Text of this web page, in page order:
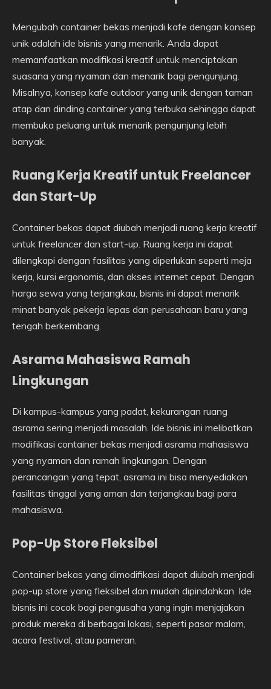
Mengubah container bekas menjadi kafe dengan konsep
unik adalah ide bisnis yang menarik. Anda dapat
memanfaatkan modifikasi kreatif untuk menciptakan
suasana yang nyaman dan menarik bagi pengunjung.
Misalnya, konsep kafe outdoor yang unik dengan taman
atap dan dinding container yang terbuka sehingga dapat
membuka peluang untuk menarik pengunjung lebih
banyak.
Ruang Kerja Kreatif untuk Freelancer
dan Start-Up
Container bekas dapat diubah menjadi ruang kerja kreatif
untuk freelancer dan start-up. Ruang kerja ini dapat
dilengkapi dengan fasilitas yang diperlukan seperti meja
kerja, kursi ergonomis, dan akses internet cepat. Dengan
harga sewa yang terjangkau, bisnis ini dapat menarik
minat banyak pekerja lepas dan perusahaan baru yang
tengah berkembang.
Asrama Mahasiswa Ramah
Lingkungan
Di kampus-kampus yang padat, kekurangan ruang
asrama sering menjadi masalah. Ide bisnis ini melibatkan
modifikasi container bekas menjadi asrama mahasiswa
yang nyaman dan ramah lingkungan. Dengan
perancangan yang tepat, asrama ini bisa menyediakan
fasilitas tinggal yang aman dan terjangkau bagi para
mahasiswa.
Pop-Up Store Fleksibel
Container bekas yang dimodifikasi dapat diubah menjadi
pop-up store yang fleksibel dan mudah dipindahkan. Ide
bisnis ini cocok bagi pengusaha yang ingin menjajakan
produk mereka di berbagai lokasi, seperti pasar malam,
acara festival, atau pameran.